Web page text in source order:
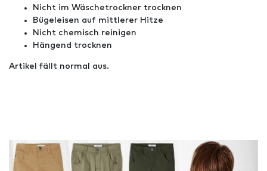
Nicht im Wäschetrockner trocknen
Bügeleisen auf mittlerer Hitze
Nicht chemisch reinigen
Hängend trocknen
Artikel fällt normal aus.